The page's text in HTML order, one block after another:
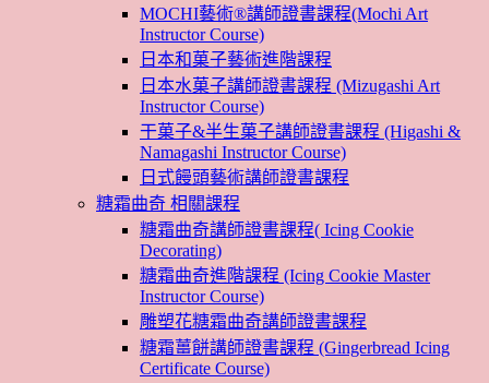
MOCHI藝術®講師證書課程(Mochi Art
Instructor Course)
日本和菓子藝術進階課程
日本水菓子講師證書課程 (Mizugashi Art
Instructor Course)
干菓子&半生菓子講師證書課程 (Higashi &
Namagashi Instructor Course)
日式饅頭藝術講師證書課程
糖霜曲奇 相關課程
糖霜曲奇講師證書課程( Icing Cookie
Decorating)
糖霜曲奇進階課程 (Icing Cookie Master
Instructor Course)
雕塑花糖霜曲奇講師證書課程
糖霜薑餅講師證書課程 (Gingerbread Icing
Certificate Course)